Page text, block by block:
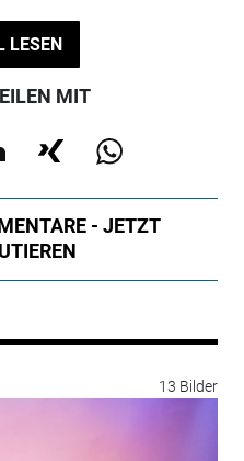
LESEN
MIT
- JETZT
13 Bilder